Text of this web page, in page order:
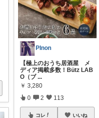
PInon
【極上のおうち居酒屋 メ
ディア掲載多数！Bütz LAB
O（ブ ...
￥ 3,280
0 2 113
コレ いいね